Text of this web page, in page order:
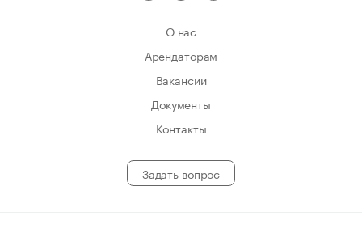
О нас
Арендаторам
Вакансии
Документы
Контакты
Задать вопрос